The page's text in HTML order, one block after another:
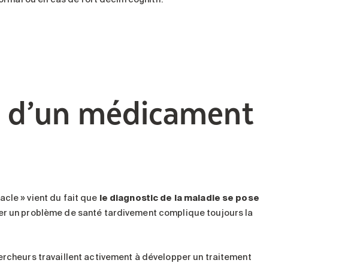
médicament
» vient du fait que le diagnostic de la maladie se pose
un problème de santé tardivement complique toujours la
travaillent activement à développer un traitement